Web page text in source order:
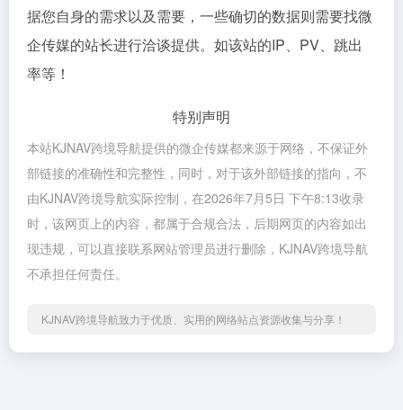
据您自身的需求以及需要，一些确切的数据则需要找微
企传媒的站长进行洽谈提供。如该站的IP、PV、跳出
率等！
特别声明
本站KJNAV跨境导航提供的微企传媒都来源于网络，不保证外
部链接的准确性和完整性，同时，对于该外部链接的指向，不
由KJNAV跨境导航实际控制，在2026年7月5日 下午8:13收录
时，该网页上的内容，都属于合规合法，后期网页的内容如出
现违规，可以直接联系网站管理员进行删除，KJNAV跨境导航
不承担任何责任。
KJNAV跨境导航致力于优质、实用的网络站点资源收集与分享！